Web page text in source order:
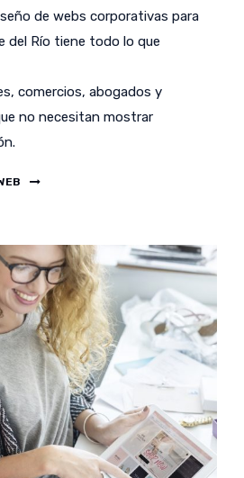
de webs corporativas para
del Río tiene todo lo que
comercios, abogados y
no necesitan mostrar